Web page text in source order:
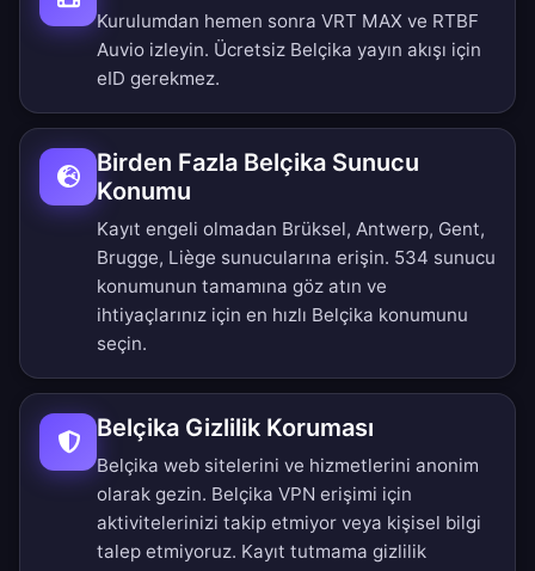
Kurulumdan hemen sonra VRT MAX ve RTBF
Auvio izleyin. Ücretsiz Belçika yayın akışı için
eID gerekmez.
Birden Fazla Belçika Sunucu
Konumu
Kayıt engeli olmadan Brüksel, Antwerp, Gent,
Brugge, Liège sunucularına erişin. 534 sunucu
konumunun tamamına göz atın ve
ihtiyaçlarınız için en hızlı Belçika konumunu
seçin.
Belçika Gizlilik Koruması
Belçika web sitelerini ve hizmetlerini anonim
olarak gezin. Belçika VPN erişimi için
aktivitelerinizi takip etmiyor veya kişisel bilgi
talep etmiyoruz. Kayıt tutmama gizlilik